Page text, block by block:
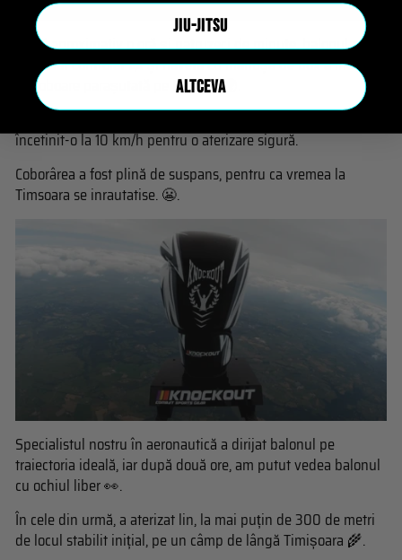
După aproximativ o oră și patruzeci de minute, balonul a
explodat controlat 💥 și naveta cu mănușa de box a început
să coboare parașutată pe Pământ 🌍.
încetinit-o la 10 km/h pentru o aterizare sigură.
Coborârea a fost plină de suspans, pentru ca vremea la
Timsoara se inrautatise. 😬.
Specialistul nostru în aeronautică a dirijat balonul pe
traiectoria ideală, iar după două ore, am putut vedea balonul
cu ochiul liber 👀.
În cele din urmă, a aterizat lin, la mai puțin de 300 de metri
de locul stabilit inițial, pe un câmp de lângă Timișoara 🌾.
JIU-JITSU
ALTCEVA